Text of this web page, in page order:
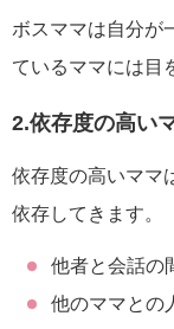
ボスママは自分が
ているママには目
2.依存度の高い
依存度の高いママ
依存してきます。
他者と会話の
他のママとの